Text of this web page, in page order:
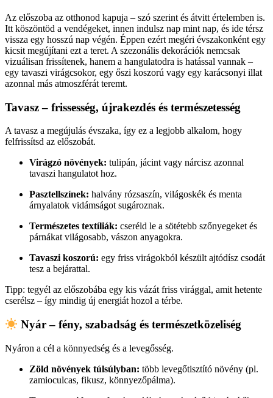
Az előszoba az otthonod kapuja – szó szerint és átvitt értelemben is.
Itt köszöntöd a vendégeket, innen indulsz nap mint nap, és ide térsz
vissza egy hosszú nap végén. Éppen ezért megéri évszakonként egy
kicsit megújítani ezt a teret. A szezonális dekorációk nemcsak
vizuálisan frissítenek, hanem a hangulatodra is hatással vannak –
egy tavaszi virágcsokor, egy őszi koszorú vagy egy karácsonyi illat
azonnal más atmoszférát teremt.
Tavasz – frissesség, újrakezdés és természetesség
A tavasz a megújulás évszaka, így ez a legjobb alkalom, hogy
felfrissítsd az előszobát.
Virágzó növények: tulipán, jácint vagy nárcisz azonnal
tavaszi hangulatot hoz.
Pasztellszínek: halvány rózsaszín, világoskék és menta
árnyalatok vidámságot sugároznak.
Természetes textíliák: cseréld le a sötétebb szőnyegeket és
párnákat világosabb, vászon anyagokra.
Tavaszi koszorú: egy friss virágokból készült ajtódísz csodát
tesz a bejárattal.
Tipp: tegyél az előszobába egy kis vázát friss virággal, amit hetente
cserélsz – így mindig új energiát hozol a térbe.
Nyár – fény, szabadság és természetközeliség
Nyáron a cél a könnyedség és a levegősség.
Zöld növények túlsúlyban: több levegőtisztító növény (pl.
zamioculcas, fikusz, könnyezőpálma).